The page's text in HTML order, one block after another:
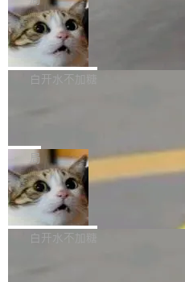
l 迁移或唤醒时，新宿主从 S3 恢
库继续执行。存储库是持久化的唯
te 17 Pro、OPPO K15，要么是
样的次旗舰。 Galaxy Z Fold8
Z Flip8三款折叠屏新机均在7月22
部搭载骁龙8 Elite Gen5 for
本控制系统。目前处于 Early
ltaDB 的核心思路直接写在
眼的位置：「Software is made
mits」——软件是在 commit 之间
是把这段空隙补上。 回退到任何
aDB 捕获 commit 之间的每一次操
SpaceXAI 单季资本开支达 183
根据风险投资人Tomer Tunguz 博
析）披露的最新分析与第二季度业
微软同期总资本开支的四成。 与
bet、微软以及 Meta 等传统科技
ceXAI的资金消耗速度尤为引人瞩
撑庞大支出的资金来源却呈现出
貌。数据显示，微软和 Meta 主
白开水不加糖
一个在终端里运行的编程 agent；
1.2，驱动这个 agent 的新模型。
你可以用 curl -fsSL https://
sh | bash 安装一个能在大项目里
代码、验证结果的 AI 终端工具。
局
美团开源 LoHoSearch，用知
准 AI 能力认知
机器出题的前提，是让机器拥有
构建流程可以分为四个环节：建
白开水不加糖